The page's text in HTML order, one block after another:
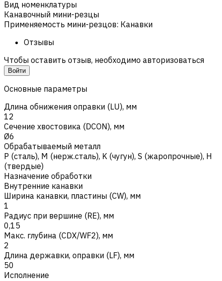
Вид номенклатуры
Канавочный мини-резцы
Применяемость мини-резцов: Канавки
Отзывы
Чтобы оставить отзыв, необходимо авторизоваться
Войти
Основные параметры
Длина обнижения оправки (LU), мм
12
Сечение хвостовика (DCON), мм
Ø6
Обрабатываемый металл
Р (сталь), M (нерж.сталь), K (чугун), S (жаропрочные), H
(твердые)
Назначение обработки
Внутренние канавки
Ширина канавки, пластины (CW), мм
1
Радиус при вершине (RE), мм
0,15
Макс. глубина (CDX/WF2), мм
2
Длина державки, оправки (LF), мм
50
Исполнение